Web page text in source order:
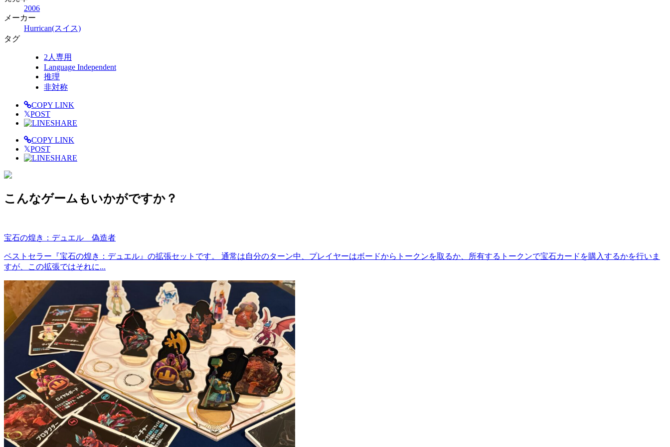
2006
メーカー
Hurrican(スイス)
タグ
2人専用
Language Independent
推理
非対称
COPY LINK
𝕏POST
SHARE
COPY LINK
𝕏POST
SHARE
こんなゲームもいかがですか？
宝石の煌き：デュエル 偽造者
ベストセラー『宝石の煌き：デュエル』の拡張セットです。 通常は自分のターン中、プレイヤーはボードからトークンを取るか、所有するトークンで宝石カードを購入するかを行いま
すが、この拡張ではそれに...